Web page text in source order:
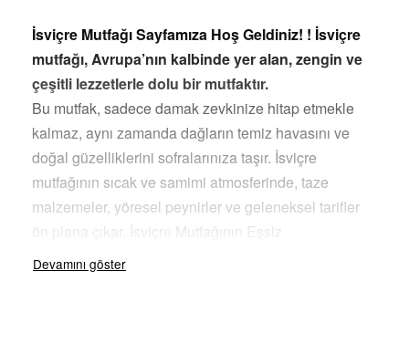
İsviçre Mutfağı Sayfamıza Hoş Geldiniz! ! İsviçre
mutfağı, Avrupa’nın kalbinde yer alan, zengin ve
çeşitli lezzetlerle dolu bir mutfaktır.
Bu mutfak, sadece damak zevkinize hitap etmekle
kalmaz, aynı zamanda dağların temiz havasını ve
doğal güzelliklerini sofralarınıza taşır. İsviçre
mutfağının sıcak ve samimi atmosferinde, taze
malzemeler, yöresel peynirler ve geleneksel tarifler
ön plana çıkar. İsviçre Mutfağının Eşsiz
Lezzetleriİsviçre mutfağında keşfetmeniz gereken